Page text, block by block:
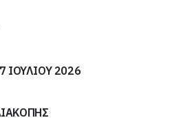
ΙΟΥΛΙΟΥ 2026